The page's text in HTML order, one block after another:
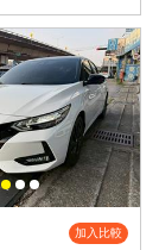
加入比較